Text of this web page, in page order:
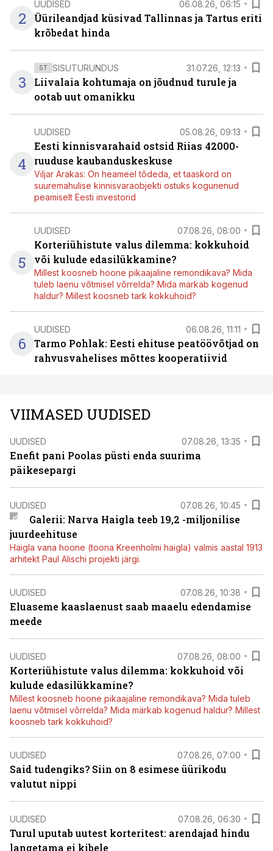
2
UUDISED 06.08.26, 06:15
Üürileandjad küsivad Tallinnas ja Tartus eriti
krõbedat hinda
3
ST SISUTURUNDUS 31.07.26, 12:13
Liivalaia kohtumaja on jõudnud turule ja
ootab uut omanikku
4
UUDISED 05.08.26, 09:13
Eesti kinnisvarahaid ostsid Riias 42000-
ruuduse kaubanduskeskuse
Viljar Arakas: On heameel tõdeda, et taaskord on
suuremahulise kinnisvaraobjekti ostuks kogunenud
peamiselt Eesti investorid
5
UUDISED 07.08.26, 08:00
Korteriühistute valus dilemma: kokkuhoid
või kulude edasilükkamine?
Millest koosneb hoone pikaajaline remondikava? Mida
tuleb laenu võtmisel võrrelda? Mida märkab kogenud
haldur? Millest koosneb tark kokkuhoid?
6
UUDISED 06.08.26, 11:11
Tarmo Pohlak: Eesti ehituse peatöövõtjad on
rahvusvahelises mõttes kooperatiivid
VIIMASED UUDISED
UUDISED 07.08.26, 13:35
Enefit pani Poolas püsti enda suurima
päikesepargi
UUDISED 07.08.26, 10:45
Galerii: Narva Haigla teeb 19,2 -miljonilise
juurdeehituse
Haigla vana hoone (toona Kreenholmi haigla) valmis aastal 1913
arhitekt Paul Alischi projekti järgi.
UUDISED 07.08.26, 10:38
Eluaseme kaaslaenust saab maaelu edendamise
meede
UUDISED 07.08.26, 08:00
Korteriühistute valus dilemma: kokkuhoid või
kulude edasilükkamine?
Millest koosneb hoone pikaajaline remondikava? Mida tuleb
laenu võtmisel võrrelda? Mida märkab kogenud haldur? Millest
koosneb tark kokkuhoid?
UUDISED 07.08.26, 07:00
Said tudengiks? Siin on 8 esimese üürikodu
valutut nippi
UUDISED 07.08.26, 06:30
Turul uputab uutest korteritest: arendajad hindu
langetama ei kibele